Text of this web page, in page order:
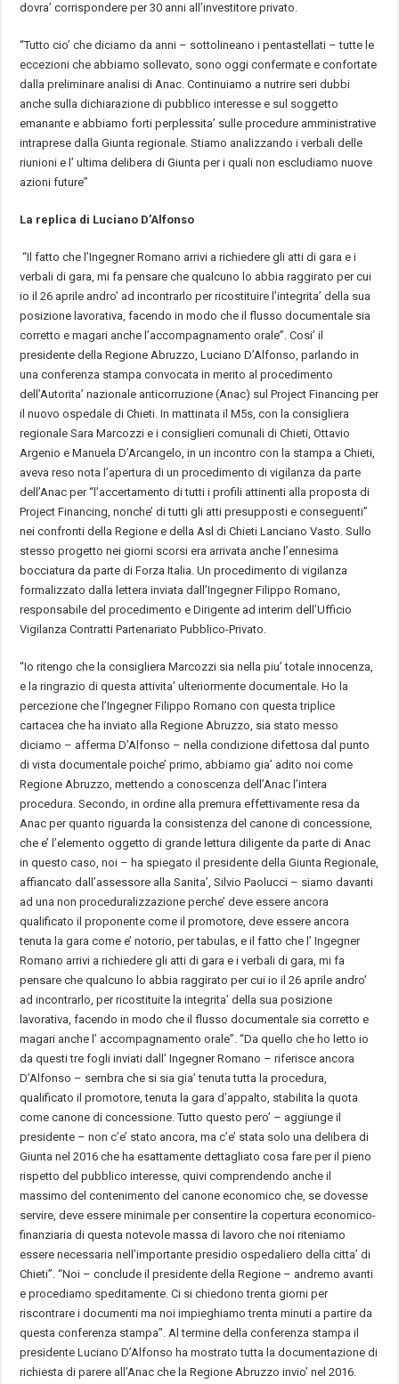
dovra’ corrispondere per 30 anni all’investitore privato.
“Tutto cio’ che diciamo da anni – sottolineano i pentastellati – tutte le
eccezioni che abbiamo sollevato, sono oggi confermate e confortate
dalla preliminare analisi di Anac. Continuiamo a nutrire seri dubbi
anche sulla dichiarazione di pubblico interesse e sul soggetto
emanante e abbiamo forti perplessita’ sulle procedure amministrative
intraprese dalla Giunta regionale. Stiamo analizzando i verbali delle
riunioni e l’ ultima delibera di Giunta per i quali non escludiamo nuove
azioni future”
La replica di Luciano D’Alfonso
“Il fatto che l’Ingegner Romano arrivi a richiedere gli atti di gara e i
verbali di gara, mi fa pensare che qualcuno lo abbia raggirato per cui
io il 26 aprile andro’ ad incontrarlo per ricostituire l’integrita’ della sua
posizione lavorativa, facendo in modo che il flusso documentale sia
corretto e magari anche l’accompagnamento orale”. Cosi’ il
presidente della Regione Abruzzo, Luciano D’Alfonso, parlando in
una conferenza stampa convocata in merito al procedimento
dell’Autorita’ nazionale anticorruzione (Anac) sul Project Financing per
il nuovo ospedale di Chieti. In mattinata il M5s, con la consigliera
regionale Sara Marcozzi e i consiglieri comunali di Chieti, Ottavio
Argenio e Manuela D’Arcangelo, in un incontro con la stampa a Chieti,
aveva reso nota l’apertura di un procedimento di vigilanza da parte
dell’Anac per “l’accertamento di tutti i profili attinenti alla proposta di
Project Financing, nonche’ di tutti gli atti presupposti e conseguenti”
nei confronti della Regione e della Asl di Chieti Lanciano Vasto. Sullo
stesso progetto nei giorni scorsi era arrivata anche l’ennesima
bocciatura da parte di Forza Italia. Un procedimento di vigilanza
formalizzato dalla lettera inviata dall’Ingegner Filippo Romano,
responsabile del procedimento e Dirigente ad interim dell’Ufficio
Vigilanza Contratti Partenariato Pubblico-Privato.
“Io ritengo che la consigliera Marcozzi sia nella piu’ totale innocenza,
e la ringrazio di questa attivita’ ulteriormente documentale. Ho la
percezione che l’Ingegner Filippo Romano con questa triplice
cartacea che ha inviato alla Regione Abruzzo, sia stato messo
diciamo – afferma D’Alfonso – nella condizione difettosa dal punto
di vista documentale poiche’ primo, abbiamo gia’ adito noi come
Regione Abruzzo, mettendo a conoscenza dell’Anac l’intera
procedura. Secondo, in ordine alla premura effettivamente resa da
Anac per quanto riguarda la consistenza del canone di concessione,
che e’ l’elemento oggetto di grande lettura diligente da parte di Anac
in questo caso, noi – ha spiegato il presidente della Giunta Regionale,
affiancato dall’assessore alla Sanita’, Silvio Paolucci – siamo davanti
ad una non proceduralizzazione perche’ deve essere ancora
qualificato il proponente come il promotore, deve essere ancora
tenuta la gara come e’ notorio, per tabulas, e il fatto che l’ Ingegner
Romano arrivi a richiedere gli atti di gara e i verbali di gara, mi fa
pensare che qualcuno lo abbia raggirato per cui io il 26 aprile andro’
ad incontrarlo, per ricostituite la integrita’ della sua posizione
lavorativa, facendo in modo che il flusso documentale sia corretto e
magari anche l’ accompagnamento orale”. “Da quello che ho letto io
da questi tre fogli inviati dall’ Ingegner Romano – riferisce ancora
D’Alfonso – sembra che si sia gia’ tenuta tutta la procedura,
qualificato il promotore, tenuta la gara d’appalto, stabilita la quota
come canone di concessione. Tutto questo pero’ – aggiunge il
presidente – non c’e’ stato ancora, ma c’e’ stata solo una delibera di
Giunta nel 2016 che ha esattamente dettagliato cosa fare per il pieno
rispetto del pubblico interesse, quivi comprendendo anche il
massimo del contenimento del canone economico che, se dovesse
servire, deve essere minimale per consentire la copertura economico-
finanziaria di questa notevole massa di lavoro che noi riteniamo
essere necessaria nell’importante presidio ospedaliero della citta’ di
Chieti”. “Noi – conclude il presidente della Regione – andremo avanti
e procediamo speditamente. Ci si chiedono trenta giorni per
riscontrare i documenti ma noi impieghiamo trenta minuti a partire da
questa conferenza stampa”. Al termine della conferenza stampa il
presidente Luciano D’Alfonso ha mostrato tutta la documentazione di
richiesta di parere all’Anac che la Regione Abruzzo invio’ nel 2016.